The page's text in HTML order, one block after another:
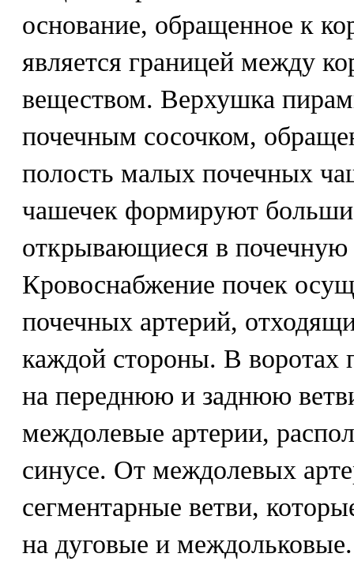
основание, обращенное к
является границей между
веществом. Верхушка
почечным сосочком,
полость малых почечных
чашечек формируют
открывающиеся в почечную
Кровоснабжение почек
почечных артерий,
каждой стороны. В воротах
на переднюю и заднюю
междолевые артерии,
синусе. От междолевых
сегментарные ветви,
на дуговые и